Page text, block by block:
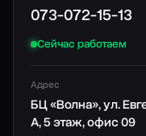
073-072-15-13
Сейчас работаем
Адрес
БЦ «Волна», ул.
А, 5 этаж, офис 09